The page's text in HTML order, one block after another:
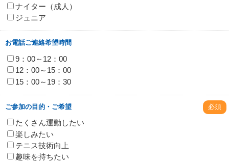
ナイター（成人）
ジュニア
お電話ご連絡希望時間
9：00～12：00
12：00～15：00
15：00～19：30
ご参加の目的・ご希望 必須
たくさん運動したい
楽しみたい
テニス技術向上
趣味を持ちたい